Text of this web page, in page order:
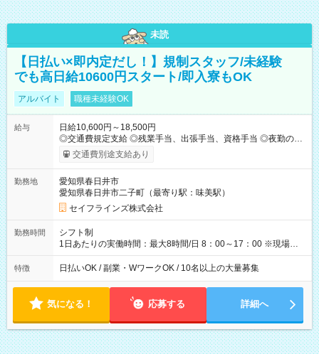
未読
【日払い×即内定だし！】規制スタッフ/未経験
でも高日給10600円スタート/即入寮もOK
アルバイト 職種未経験OK
給与
日給10,600円～18,500円
◎交通費規定支給 ◎残業手当、出張手当、資格手当 ◎夜勤の場
合：22時～翌5時は割増給与 ◎日払い・週払い可(希望者／条件
有) ＜月収例＞ 入社3か月：月収28万 ◎自分のぺースで勤務可能
す☺ ◎髪色、ピアス、タトゥーOK おしゃれも自由に楽しめま
す！ 【試用期間】試用期間あり 試用期間の長さ：3ヶ月 雇用形
態、給与は本採用時と同じです。
交通費別途支給あり
勤務地
愛知県春日井市
愛知県春日井市二子町（最寄り駅：味美駅）
セイフラインズ株式会社
勤務時間
シフト制
1日あたりの実働時間：最大8時間/日 8：00～17：00 ※現場によ
っては多少時間は前後します ▶残業ほとんどなし！ ▶時間より
早く終わることの方が多いと思います。現場によっては午前中
望の方は夜勤（21:00～6:00）のお仕事も可能。
特徴 日払いOK / 副業・WワークOK / 10名以上の大量募集
気になる！ 応募する 詳細へ